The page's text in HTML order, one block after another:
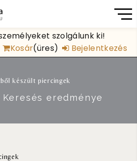
szolgálunk ki!
Kosár(üres) Bejelentkezés
készült piercingek
Keresés eredménye